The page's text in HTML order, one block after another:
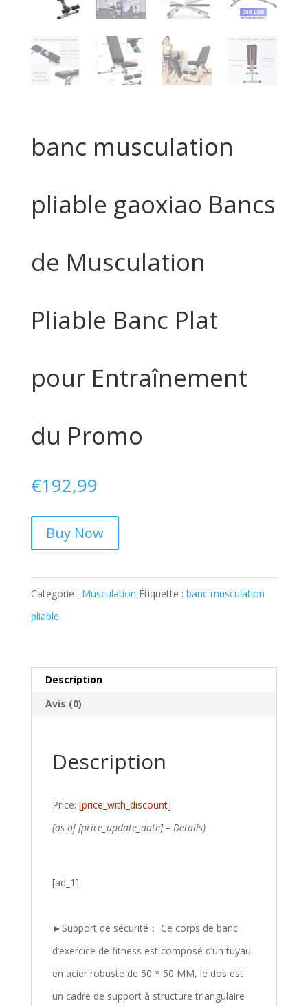
banc musculation
pliable gaoxiao Bancs
de Musculation
Pliable Banc Plat
pour Entraînement
du Promo
€192,99
Buy Now
Catégorie : Musculation Étiquette : banc musculation
pliable
Description
Avis (0)
Description
Price: [price_with_discount]
(as of [price_update_date] – Details)
[ad_1]
►Support de sécurité： Ce corps de banc
d’exercice de fitness est composé d’un tuyau
en acier robuste de 50 * 50 MM, le dos est
un cadre de support à structure triangulaire